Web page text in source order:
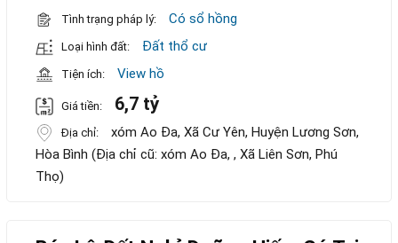
Tình trạng pháp lý: Có sổ hồng
Loại hình đất: Đất thổ cư
Tiện ích: View hồ
Giá tiền: 6,7 tỷ
Địa chỉ:
xóm Ao Đa, Xã Cư Yên, Huyện Lương Sơn,
Hòa Bình (Địa chỉ cũ: xóm Ao Đa, , Xã Liên Sơn, Phú
Thọ)